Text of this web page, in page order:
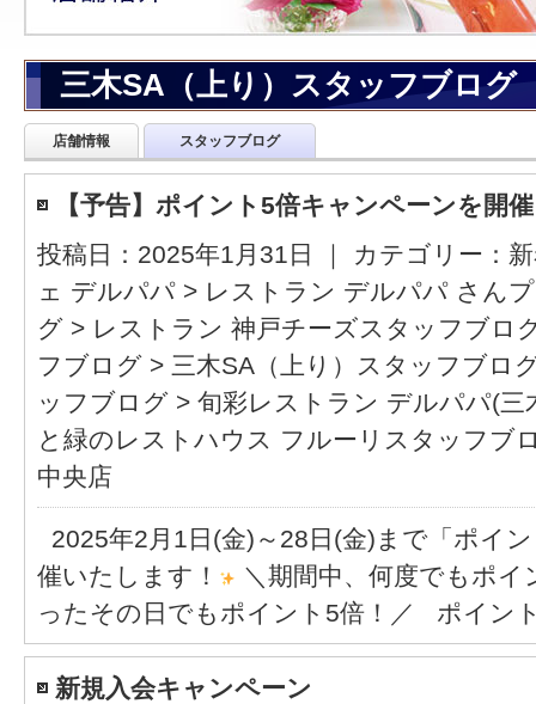
三木SA（上り）スタッフブログ
店舗情報 スタッフブログ
【予告】ポイント5倍キャンペーンを開
投稿日：2025年1月31日 ｜ カテゴリー：
ェ デルパパ > レストラン デルパパ さん
グ > レストラン 神戸チーズスタッフブロ
フブログ > 三木SA（上り）スタッフブロ
ッフブログ > 旬彩レストラン デルパパ(三
と緑のレストハウス フルーリスタッフブ
中央店
2025年2月1日(金)～28日(金)まで「ポイ
催いたします！
＼期間中、何度でもポ
ったその日でもポイント5倍！／ ポイン
新規入会キャンペーン